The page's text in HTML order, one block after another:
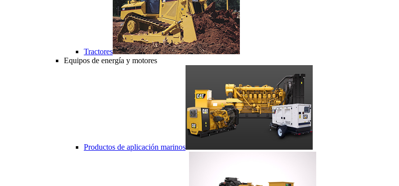
Tractores
Equipos de energía y motores
Productos de aplicación marinos